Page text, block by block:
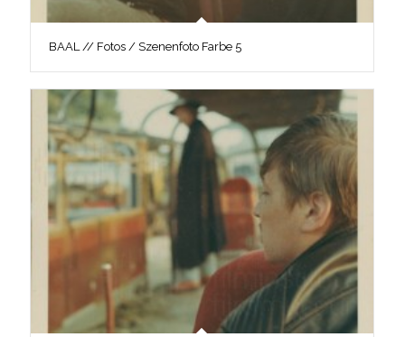
BAAL // Fotos / Szenenfoto Farbe 5